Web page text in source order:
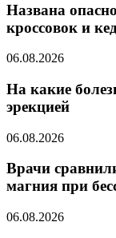
Названа
кроссовок и кед
06.08.2026
На какие
эрекцией
06.08.2026
Врачи
магния при
06.08.2026